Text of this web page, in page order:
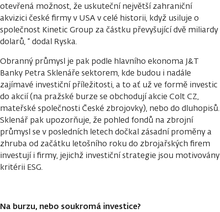
otevřená možnost, že uskuteční největší zahraniční
akvizici české firmy v USA v celé historii, když usiluje o
společnost Kinetic Group za částku převyšující dvě miliardy
dolarů, “ dodal Ryska.
Obranný průmysl je pak podle hlavního ekonoma J&T
Banky Petra Sklenáře sektorem, kde budou i nadále
zajímavé investiční příležitosti, a to ať už ve formě investic
do akcií (na pražské burze se obchodují akcie Colt CZ,
mateřské společnosti České zbrojovky), nebo do dluhopisů.
Sklenář pak upozorňuje, že pohled fondů na zbrojní
průmysl se v posledních letech dočkal zásadní proměny a
zhruba od začátku letošního roku do zbrojařských firem
investují i firmy, jejichž investiční strategie jsou motivovány
kritérii ESG.
Na burzu, nebo soukromá investice?